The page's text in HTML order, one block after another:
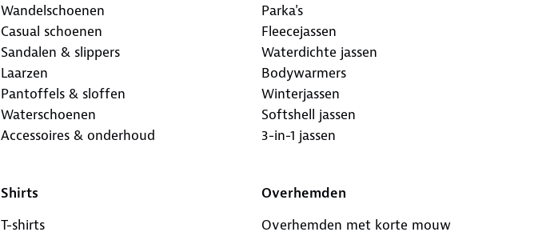
Wandelschoenen
Casual schoenen
Sandalen & slippers
Laarzen
Pantoffels & sloffen
Waterschoenen
Accessoires & onderhoud
Parka's
Fleecejassen
Waterdichte jassen
Bodywarmers
Winterjassen
Softshell jassen
3-in-1 jassen
Shirts
T-shirts
Overhemden
Overhemden met korte mouw